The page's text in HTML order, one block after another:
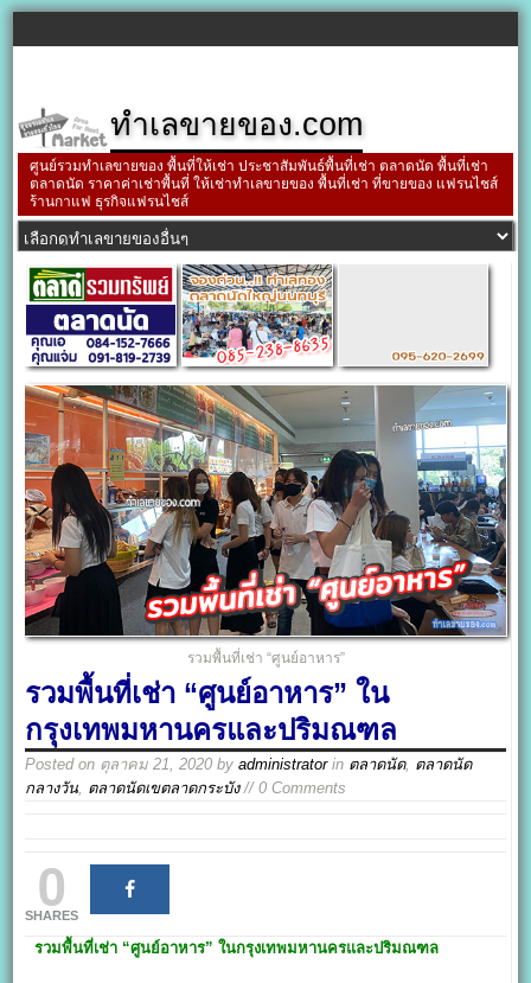
ทำเลขายของ.com
ศูนย์รวมทำเลขายของ พื้นที่ให้เช่า ประชาสัมพันธ์พื้นที่เช่า ตลาดนัด พื้นที่เช่า
ตลาดนัด ราคาค่าเช่าพื้นที่ ให้เช่าทำเลขายของ พื้นที่เช่า ที่ขายของ แฟรนไชส์
ร้านกาแฟ ธุรกิจแฟรนไชส์
รวมพื้นที่เช่า “ศูนย์อาหาร”
รวมพื้นที่เช่า “ศูนย์อาหาร” ใน
กรุงเทพมหานครและปริมณฑล
Posted on ตุลาคม 21, 2020 byadministratorin ตลาดนัด, ตลาดนัด
กลางวัน, ตลาดนัดเขตลาดกระบัง// 0 Comments
0
SHARES
รวมพื้นที่เช่า “ศูนย์อาหาร” ในกรุงเทพมหานครและปริมณฑล